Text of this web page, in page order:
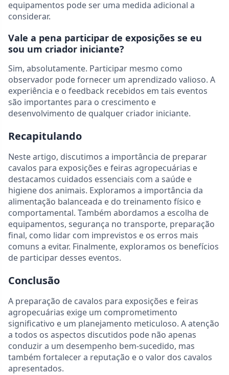
equipamentos pode ser uma medida adicional a
considerar.
Vale a pena participar de exposições se eu
sou um criador iniciante?
Sim, absolutamente. Participar mesmo como
observador pode fornecer um aprendizado valioso. A
experiência e o feedback recebidos em tais eventos
são importantes para o crescimento e
desenvolvimento de qualquer criador iniciante.
Recapitulando
Neste artigo, discutimos a importância de preparar
cavalos para exposições e feiras agropecuárias e
destacamos cuidados essenciais com a saúde e
higiene dos animais. Exploramos a importância da
alimentação balanceada e do treinamento físico e
comportamental. Também abordamos a escolha de
equipamentos, segurança no transporte, preparação
final, como lidar com imprevistos e os erros mais
comuns a evitar. Finalmente, exploramos os benefícios
de participar desses eventos.
Conclusão
A preparação de cavalos para exposições e feiras
agropecuárias exige um comprometimento
significativo e um planejamento meticuloso. A atenção
a todos os aspectos discutidos pode não apenas
conduzir a um desempenho bem-sucedido, mas
também fortalecer a reputação e o valor dos cavalos
apresentados.